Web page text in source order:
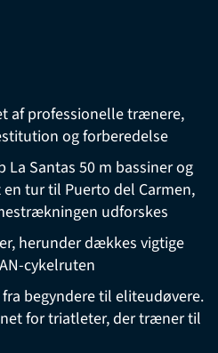
af professionelle trænere,
og forberedelse
Santas 50 m bassiner og
tur til Puerto del Carmen,
udforskes
herunder dækkes vigtige
cykelruten
begyndere til eliteudøvere.
for triatleter, der træner til